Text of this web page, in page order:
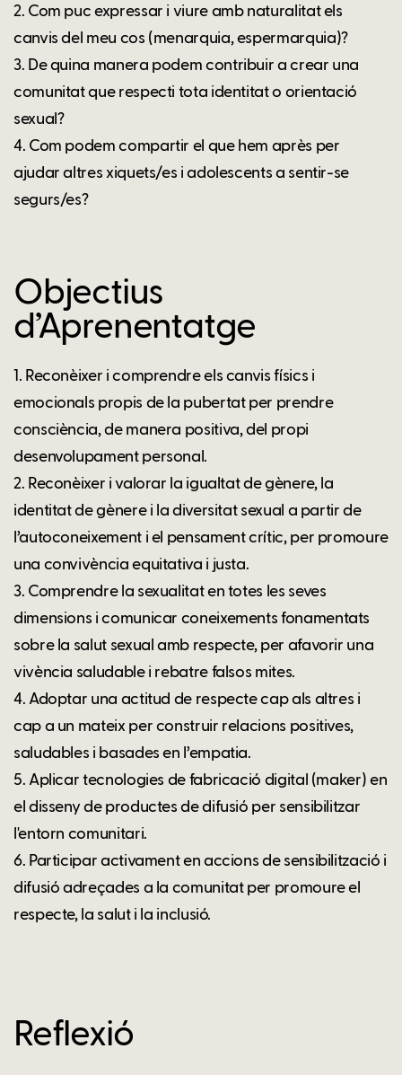
2. Com puc expressar i viure amb naturalitat els
canvis del meu cos (menarquia, espermarquia)?
3. De quina manera podem contribuir a crear una
comunitat que respecti tota identitat o orientació
sexual?
4. Com podem compartir el que hem après per
ajudar altres xiquets/es i adolescents a sentir-se
segurs/es?
Objectius
d’Aprenentatge
1. Reconèixer i comprendre els canvis físics i
emocionals propis de la pubertat per prendre
consciència, de manera positiva, del propi
desenvolupament personal.
2. Reconèixer i valorar la igualtat de gènere, la
identitat de gènere i la diversitat sexual a partir de
l’autoconeixement i el pensament crític, per promoure
una convivència equitativa i justa.
3. Comprendre la sexualitat en totes les seves
dimensions i comunicar coneixements fonamentats
sobre la salut sexual amb respecte, per afavorir una
vivència saludable i rebatre falsos mites.
4. Adoptar una actitud de respecte cap als altres i
cap a un mateix per construir relacions positives,
saludables i basades en l’empatia.
5. Aplicar tecnologies de fabricació digital (maker) en
el disseny de productes de difusió per sensibilitzar
l'entorn comunitari.
6. Participar activament en accions de sensibilització i
difusió adreçades a la comunitat per promoure el
respecte, la salut i la inclusió.
Reflexió